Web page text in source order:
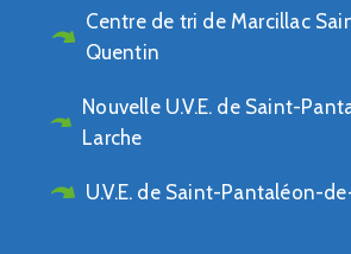
Centre de tri de Marcillac
Quentin
Nouvelle U.V.E. de Saint-
Larche
U.V.E. de Saint-Pantaléon-